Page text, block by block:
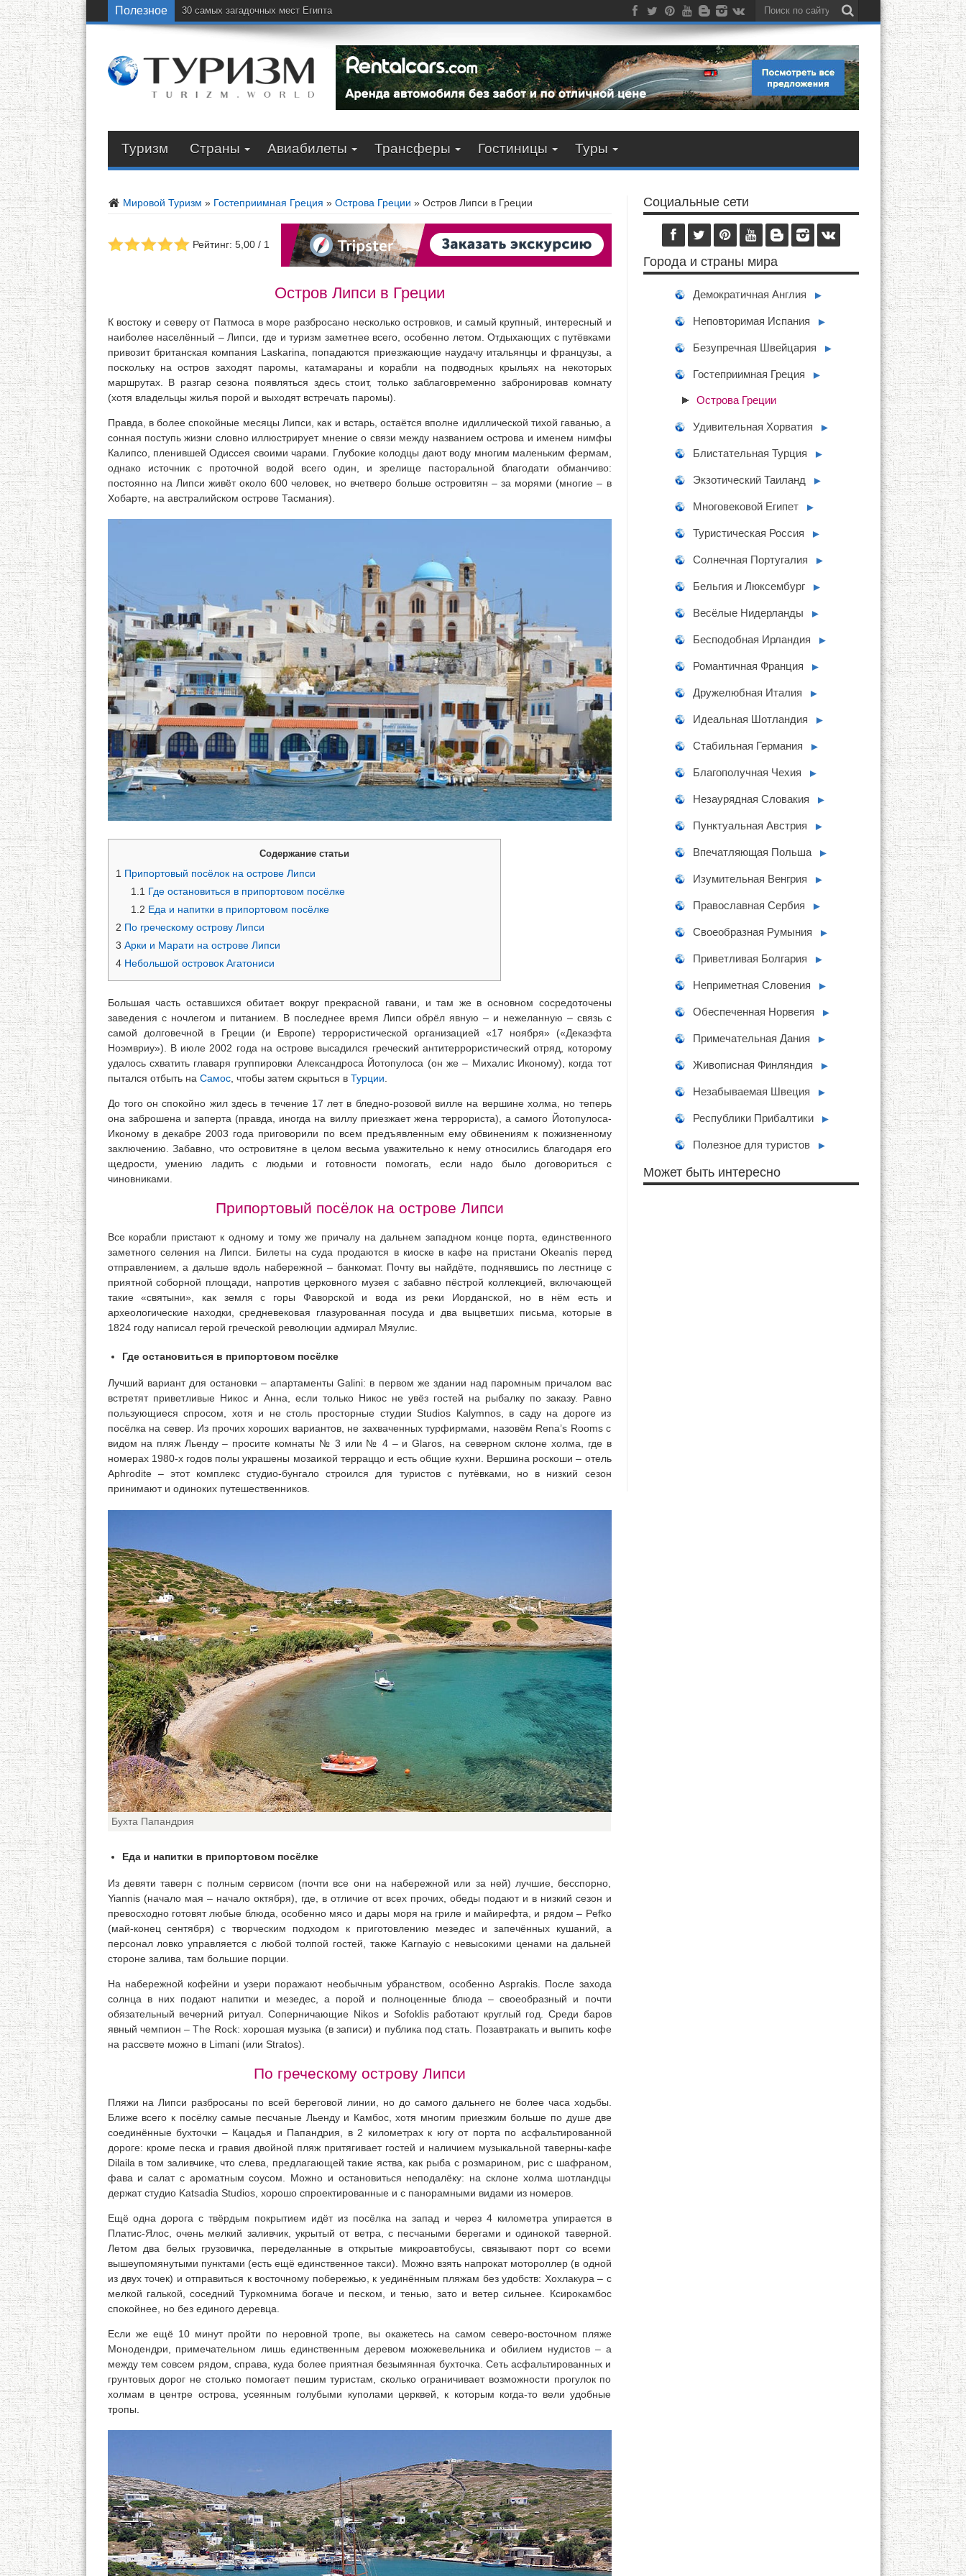
Полезное 30 самых загадочных мест Египта
Туризм Страны Авиабилеты Трансферы Гостиницы Туры
Мировой Туризм » Гостеприимная Греция » Острова Греции » Остров Липси в Греции
Рейтинг: 5,00 / 1
Остров Липси в Греции
К востоку и северу от Патмоса в море разбросано несколько островков, и самый крупный, интересный и
наиболее населённый – Липси, где и туризм заметнее всего, особенно летом. Отдыхающих с путёвками
привозит британская компания Laskarina, попадаются приезжающие наудачу итальянцы и французы, а
поскольку на остров заходят паромы, катамараны и корабли на подводных крыльях на некоторых
маршрутах. В разгар сезона появляться здесь стоит, только заблаговременно забронировав комнату
(хотя владельцы жилья порой и выходят встречать паромы).
Правда, в более спокойные месяцы Липси, как и встарь, остаётся вполне идиллической тихой гаванью, а
сонная поступь жизни словно иллюстрирует мнение о связи между названием острова и именем нимфы
Калипсо, пленившей Одиссея своими чарами. Глубокие колодцы дают воду многим маленьким фермам,
однако источник с проточной водой всего один, и зрелище пасторальной благодати обманчиво:
постоянно на Липси живёт около 600 человек, но вчетверо больше островитян – за морями (многие – в
Хобарте, на австралийском острове Тасмания).
Содержание статьи
1 Припортовый посёлок на острове Липси
1.1 Где остановиться в припортовом посёлке
1.2 Еда и напитки в припортовом посёлке
2 По греческому острову Липси
3 Арки и Марати на острове Липси
4Небольшой островок Агатониси
Большая часть оставшихся обитает вокруг прекрасной гавани, и там же в основном сосредоточены
заведения с ночлегом и питанием. В последнее время Липси обрёл явную – и нежеланную – связь с
самой долговечной в Греции (и Европе) террористической организацией «17 ноября» («Декаэфта
Ноэмвриу»). В июле 2002 года на острове высадился греческий антитеррористический отряд, которому
удалось схватить главаря группировки Александроса Йотопулоса (он же – Михалис Иконому), когда тот
пытался отбыть на Самос, чтобы затем скрыться в Турции
До того он спокойно жил здесь в течение 17 лет в бледно-розовой вилле на вершине холма, но теперь
она заброшена и заперта (правда, иногда на виллу приезжает жена террориста), а самого Йотопулоса-
Иконому в декабре 2003 года приговорили по всем предъявленным ему обвинениям к пожизненному
заключению. Забавно, что островитяне в целом весьма уважительно к нему относились благодаря его
щедрости, умению ладить с людьми и готовности помогать, если надо было договориться с
чиновниками.
Припортовый посёлок на острове Липси
Все корабли пристают к одному и тому же причалу на дальнем западном конце порта, единственного
заметного селения на Липси. Билеты на суда продаются в киоске в кафе на пристани Okeanis перед
отправлением, а дальше вдоль набережной – банкомат. Почту вы найдёте, поднявшись по лестнице с
приятной соборной площади, напротив церковного музея с забавно пёстрой коллекцией, включающей
такие «святыни», как земля с горы Фаворской и вода из реки Иорданской, но в нём есть и
археологические находки, средневековая глазурованная посуда и два выцветших письма, которые в
1824 году написал герой греческой революции адмирал Мяулис.
Где остановиться в припортовом посёлке
Лучший вариант для остановки – апартаменты Galini: в первом же здании над паромным причалом вас
встретят приветливые Никос и Анна, если только Никос не увёз гостей на рыбалку по заказу. Равно
пользующиеся спросом, хотя и не столь просторные студии Studios Kalymnos, в саду на дороге из
посёлка на север. Из прочих хороших вариантов, не захваченных турфирмами, назовём Rena’s Rooms с
видом на пляж Льенду – просите комнаты № 3 или № 4 – и Glaros, на северном склоне холма, где в
номерах 1980-х годов полы украшены мозаикой терраццо и есть общие кухни. Вершина роскоши – отель
Aphrodite – этот комплекс студио-бунгало строился для туристов с путёвками, но в низкий сезон
принимают и одиноких путешественников.
Бухта Папандрия
Еда и напитки в припортовом посёлке
Из девяти таверн с полным сервисом (почти все они на набережной или за ней) лучшие, бесспорно,
Yiannis (начало мая – начало октября), где, в отличие от всех прочих, обеды подают и в низкий сезон и
превосходно готовят любые блюда, особенно мясо и дары моря на гриле и майирефта, и рядом – Pefko
(май-конец сентября) с творческим подходом к приготовлению мезедес и запечённых кушаний, а
персонал ловко управляется с любой толпой гостей, также Karnayio с невысокими ценами на дальней
стороне залива, там большие порции.
На набережной кофейни и узери поражают необычным убранством, особенно Asprakis. После захода
солнца в них подают напитки и мезедес, а порой и полноценные блюда – своеобразный и почти
обязательный вечерний ритуал. Соперничающие Nikos и Sofoklis работают круглый год. Среди баров
явный чемпион – The Rock: хорошая музыка (в записи) и публика под стать. Позавтракать и выпить кофе
на рассвете можно в Limani (или Stratos).
По греческому острову Липси
Пляжи на Липси разбросаны по всей береговой линии, но до самого дальнего не более часа ходьбы.
Ближе всего к посёлку самые песчаные Льенду и Камбос, хотя многим приезжим больше по душе две
соединённые бухточки – Кацадья и Папандрия, в 2 километрах к югу от порта по асфальтированной
дороге: кроме песка и гравия двойной пляж притягивает гостей и наличием музыкальной таверны-кафе
Dilaila в том заливчике, что слева, предлагающей такие яства, как рыба с розмарином, рис с шафраном,
фава и салат с ароматным соусом. Можно и остановиться неподалёку: на склоне холма шотландцы
держат студио Katsadia Studios, хорошо спроектированные и с панорамными видами из номеров.
Ещё одна дорога с твёрдым покрытием идёт из посёлка на запад и через 4 километра упирается в
Платис-Ялос, очень мелкий заливчик, укрытый от ветра, с песчаными берегами и одинокой таверной.
Летом два белых грузовичка, переделанные в открытые микроавтобусы, связывают порт со всеми
вышеупомянутыми пунктами (есть ещё единственное такси). Можно взять напрокат мотороллер (в одной
из двух точек) и отправиться к восточному побережью, к уединённым пляжам без удобств: Хохлакура – с
мелкой галькой, соседний Туркомнима богаче и песком, и тенью, зато и ветер сильнее. Ксирокамбос
спокойнее, но без единого деревца.
Если же ещё 10 минут пройти по неровной тропе, вы окажетесь на самом северо-восточном пляже
Монодендри, примечательном лишь единственным деревом можжевельника и обилием нудистов – а
между тем совсем рядом, справа, куда более приятная безымянная бухточка. Сеть асфальтированных и
грунтовых дорог не столько помогает пешим туристам, сколько ограничивает возможности прогулок по
холмам в центре острова, усеянным голубыми куполами церквей, к которым когда-то вели удобные
тропы.
Социальные сети
Города и страны мира
Демократичная Англия ►
Неповторимая Испания ►
Безупречная Швейцария ►
Гостеприимная Греция ►
Острова Греции
Удивительная Хорватия ►
Блистательная Турция ►
Экзотический Таиланд ►
Многовековой Египет ►
Туристическая Россия ►
Солнечная Португалия ►
Бельгия и Люксембург ►
Весёлые Нидерланды ►
Бесподобная Ирландия ►
Романтичная Франция ►
Дружелюбная Италия ►
Идеальная Шотландия ►
Стабильная Германия ►
Благополучная Чехия ►
Незаурядная Словакия ►
Пунктуальная Австрия ►
Впечатляющая Польша ►
Изумительная Венгрия ►
Православная Сербия ►
Своеобразная Румыния ►
Приветливая Болгария ►
Неприметная Словения ►
Обеспеченная Норвегия ►
Примечательная Дания ►
Живописная Финляндия ►
Незабываемая Швеция ►
Республики Прибалтики ►
Полезное для туристов ►
Может быть интересно